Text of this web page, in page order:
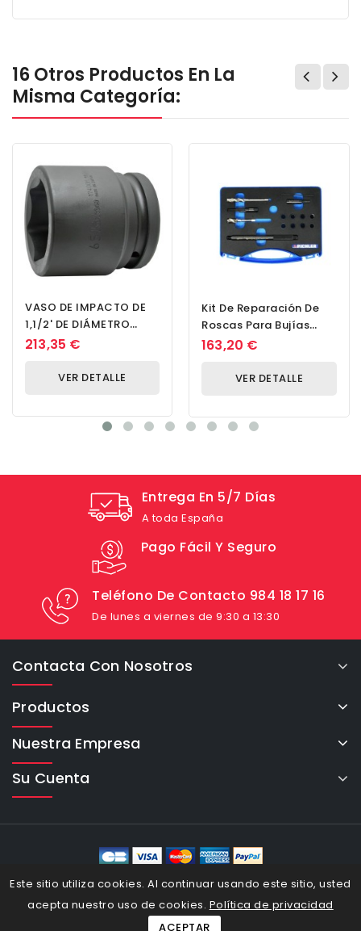
16 Otros Productos En La
Misma Categoría:
VASO DE IMPACTO DE
1,1/2' DE DIÁMETRO
CUADRADO DE 57 MM
213,35 €
VER DETALLE
Kit De Reparación De
Roscas Para Bujías
Incandescentes M10x1
163,20 €
VER DETALLE
Entrega En 5/7 Días
A toda España
Pago Fácil Y Seguro
Teléfono De Contacto 984 18 17 16
De lunes a viernes de 9:30 a 13:30
Contacta Con Nosotros
Productos
Nuestra Empresa
Su Cuenta
Este sitio utiliza cookies. Al continuar usando este sitio, usted
acepta nuestro uso de cookies. Política de privacidad
ACEPTAR
eCommerce Cybertron © 2026